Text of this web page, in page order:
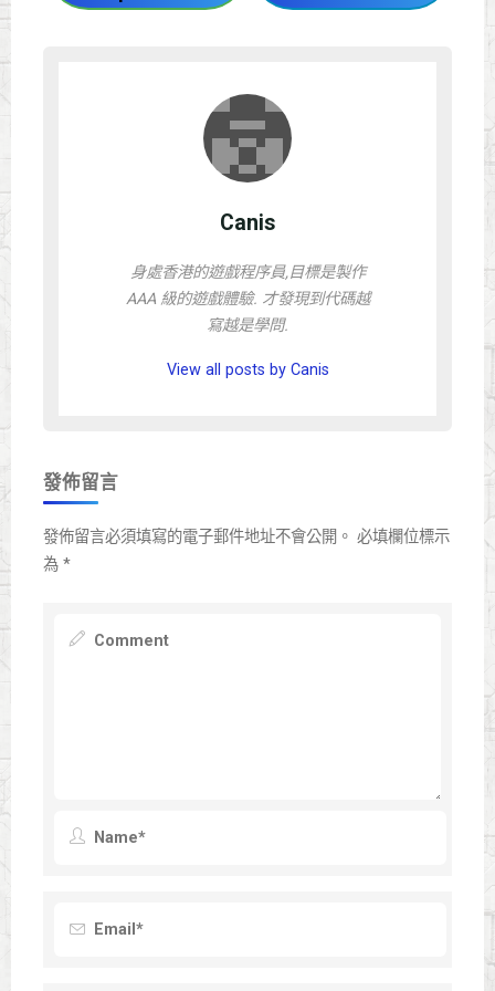
Canis
身處香港的遊戲程序員,目標是製作
AAA 級的遊戲體驗. 才發現到代碼越
寫越是學問.
View all posts by Canis
發佈留言
發佈留言必須填寫的電子郵件地址不會公開。 必填欄位標示
為 *